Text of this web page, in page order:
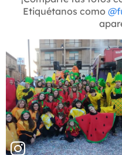
Etiquétanos como